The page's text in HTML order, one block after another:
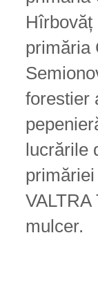
primăria
forestier
lucrările
mulcer.